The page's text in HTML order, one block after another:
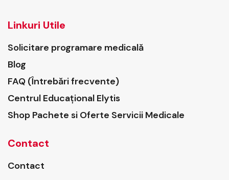
Linkuri Utile
Solicitare programare medicală
Blog
FAQ (Întrebări frecvente)
Centrul Educațional Elytis
Shop Pachete si Oferte Servicii Medicale
Contact
Contact